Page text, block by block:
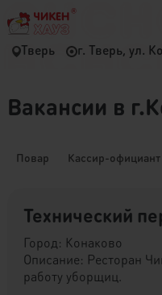
Тверь г. Тверь, ул.
Вакансии в
Повар Кассир-официант
Технический
Город: Конаково
Описание: Ресторан
работу уборщиц.